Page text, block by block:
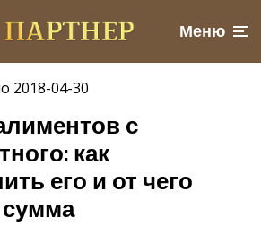
Меню
2018-04-30
с
как
его и от чего
сумма